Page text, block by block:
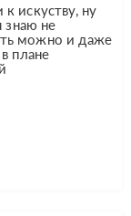
искуству, ну
знаю не
можно и даже
плане